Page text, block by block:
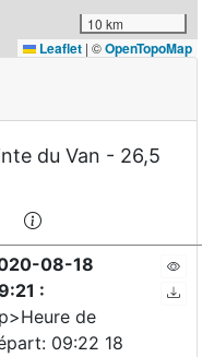
10 km
Leaflet | ©OpenTopoMap
du Van - 26,5
08-18
:
de
09:22 18